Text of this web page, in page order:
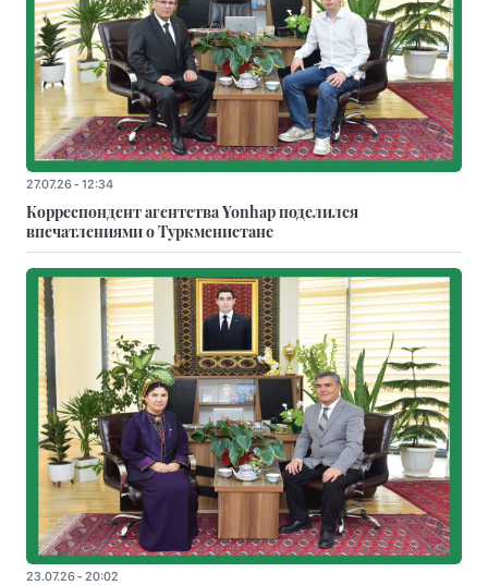
27.07.26 - 12:34
Корреспондент агентства Yonhap поделился
впечатлениями о Туркменистане
23.07.26 - 20:02